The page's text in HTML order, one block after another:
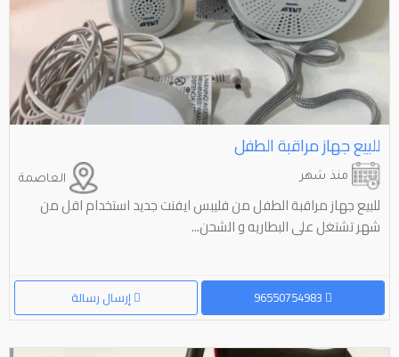
للبيع جهاز مراقبة الطفل
العاصمة منذ شهر
للبيع جهاز مراقبة الطفل من فليبس ايفنت جديد استخدام اقل من
شهر تشتغل على البطاريه و الشحن...
إرسال رسالة